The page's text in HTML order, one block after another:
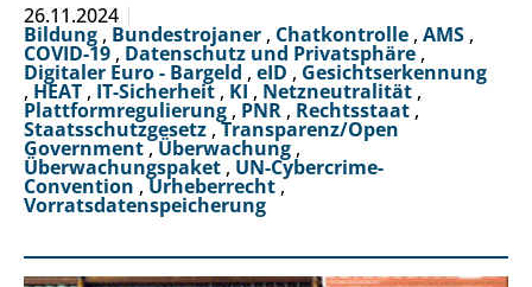
26.11.2024
Bildung , Bundestrojaner , Chatkontrolle , AMS ,
COVID-19 , Datenschutz und Privatsphäre ,
Digitaler Euro - Bargeld , eID , Gesichtserkennung
, HEAT , IT-Sicherheit , KI , Netzneutralität ,
Plattformregulierung , PNR , Rechtsstaat ,
Staatsschutzgesetz ,Transparenz/Open
Government,Überwachung ,
Überwachungspaket , UN-Cybercrime-
Convention ,Urheberrecht ,
Vorratsdatenspeicherung